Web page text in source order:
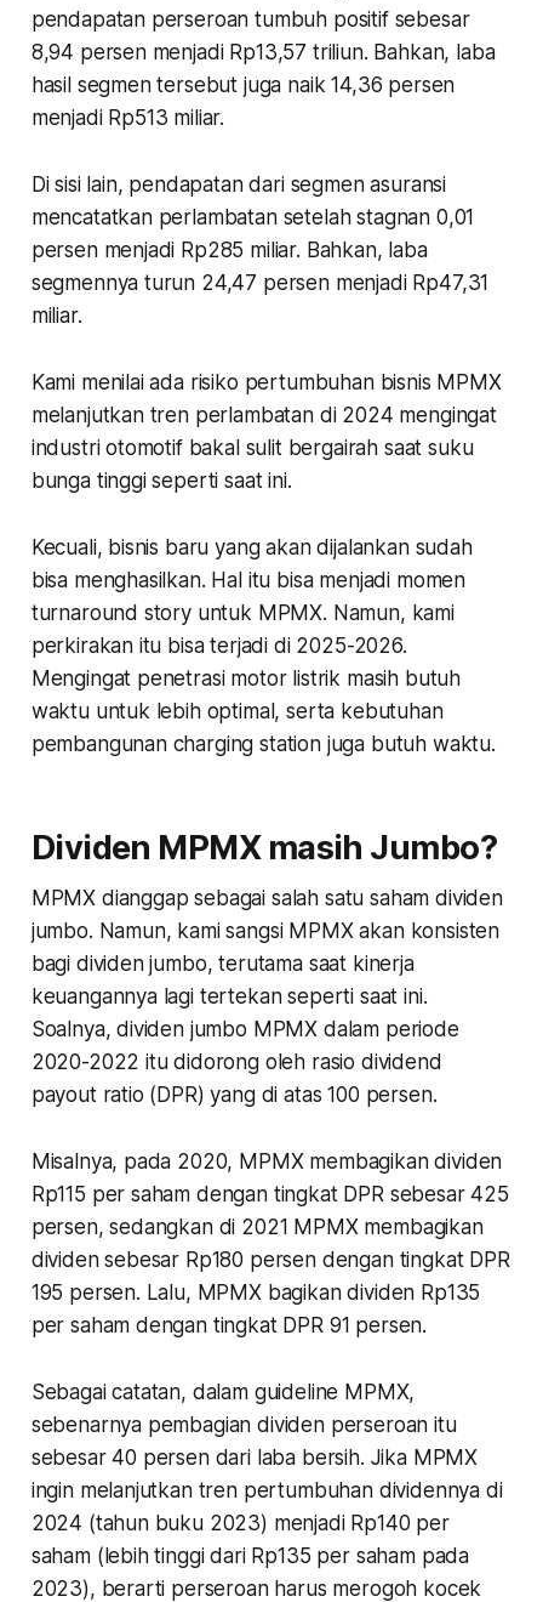
pendapatan perseroan tumbuh positif sebesar
8,94 persen menjadi Rp13,57 triliun. Bahkan, laba
hasil segmen tersebut juga naik 14,36 persen
menjadi Rp513 miliar.
Di sisi lain, pendapatan dari segmen asuransi
mencatatkan perlambatan setelah stagnan 0,01
persen menjadi Rp285 miliar. Bahkan, laba
segmennya turun 24,47 persen menjadi Rp47,31
miliar.
Kami menilai ada risiko pertumbuhan bisnis MPMX
melanjutkan tren perlambatan di 2024 mengingat
industri otomotif bakal sulit bergairah saat suku
bunga tinggi seperti saat ini.
Kecuali, bisnis baru yang akan dijalankan sudah
bisa menghasilkan. Hal itu bisa menjadi momen
turnaround story untuk MPMX. Namun, kami
perkirakan itu bisa terjadi di 2025-2026.
Mengingat penetrasi motor listrik masih butuh
waktu untuk lebih optimal, serta kebutuhan
pembangunan charging station juga butuh waktu.
Dividen MPMX masih Jumbo?
MPMX dianggap sebagai salah satu saham dividen
jumbo. Namun, kami sangsi MPMX akan konsisten
bagi dividen jumbo, terutama saat kinerja
keuangannya lagi tertekan seperti saat ini.
Soalnya, dividen jumbo MPMX dalam periode
2020-2022 itu didorong oleh rasio dividend
payout ratio (DPR) yang di atas 100 persen.
Misalnya, pada 2020, MPMX membagikan dividen
Rp115 per saham dengan tingkat DPR sebesar 425
persen, sedangkan di 2021 MPMX membagikan
dividen sebesar Rp180 persen dengan tingkat DPR
195 persen. Lalu, MPMX bagikan dividen Rp135
per saham dengan tingkat DPR 91 persen.
Sebagai catatan, dalam guideline MPMX,
sebenarnya pembagian dividen perseroan itu
sebesar 40 persen dari laba bersih. Jika MPMX
ingin melanjutkan tren pertumbuhan dividennya di
2024 (tahun buku 2023) menjadi Rp140 per
saham (lebih tinggi dari Rp135 per saham pada
2023), berarti perseroan harus merogoh kocek